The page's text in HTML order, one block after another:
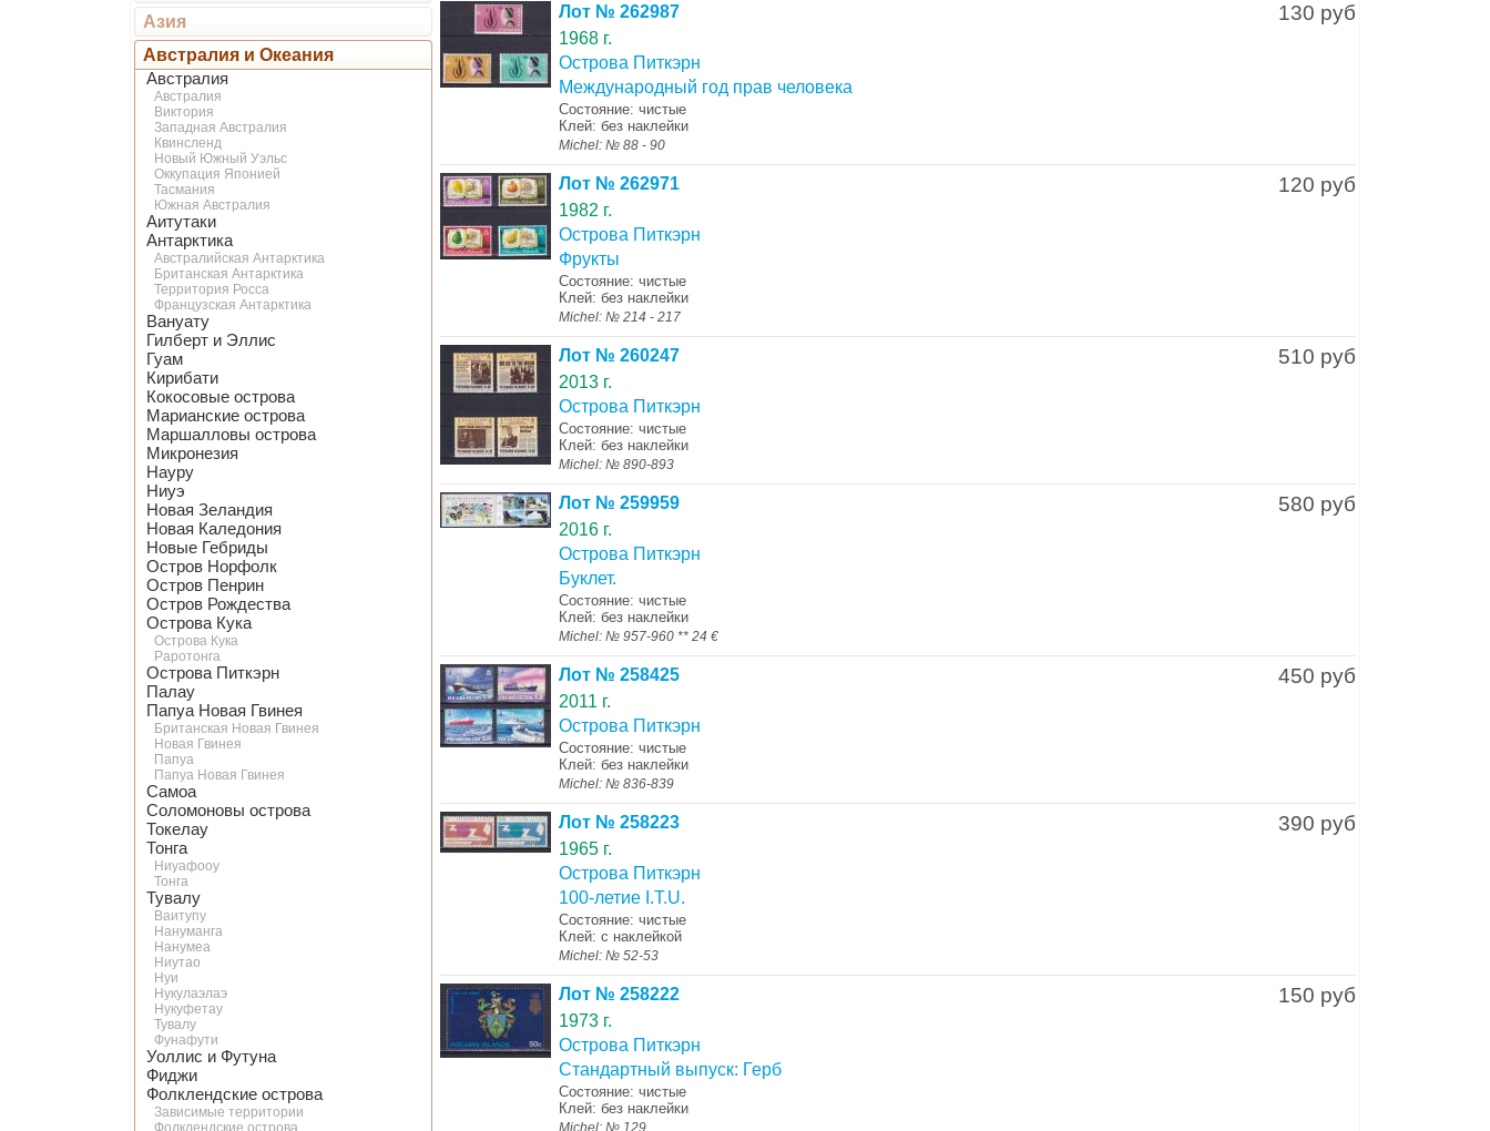
Азия
Австралия и Океания
Австралия
Австралия
Виктория
Западная Австралия
Квинсленд
Новый Южный Уэльс
Оккупация Японией
Тасмания
Южная Австралия
Аитутаки
Антарктика
Австралийская Антарктика
Британская Антарктика
Территория Росса
Французская Антарктика
Вануату
Гилберт и Эллис
Гуам
Кирибати
Кокосовые острова
Марианские острова
Маршалловы острова
Микронезия
Науру
Ниуэ
Новая Зеландия
Новая Каледония
Новые Гебриды
Остров Норфолк
Остров Пенрин
Остров Рождества
Острова Кука
Острова Кука
Раротонга
Острова Питкэрн
Палау
Папуа Новая Гвинея
Британская Новая Гвинея
Новая Гвинея
Папуа
Папуа Новая Гвинея
Самоа
Соломоновы острова
Токелау
Тонга
Ниуафооу
Тонга
Тувалу
Ваитупу
Нануманга
Нанумеа
Ниутао
Нуи
Нукулаэлаэ
Нукуфетау
Тувалу
Фунафути
Уоллис и Футуна
Фиджи
Фолклендские острова
Зависимые территории
Фолклендские острова
130 руб
Лот № 262987
1968 г.
Острова Питкэрн
Международный год прав человека
Состояние: чистые
Клей: без наклейки
Michel: № 88 - 90
120 руб
Лот № 262971
1982 г.
Острова Питкэрн
Фрукты
Состояние: чистые
Клей: без наклейки
Michel: № 214 - 217
510 руб
Лот № 260247
2013 г.
Острова Питкэрн
Состояние: чистые
Клей: без наклейки
Michel: № 890-893
580 руб
Лот № 259959
2016 г.
Острова Питкэрн
Буклет.
Состояние: чистые
Клей: без наклейки
Michel: № 957-960 ** 24 €
450 руб
Лот № 258425
2011 г.
Острова Питкэрн
Состояние: чистые
Клей: без наклейки
Michel: № 836-839
390 руб
Лот № 258223
1965 г.
Острова Питкэрн
100-летие I.T.U.
Состояние: чистые
Клей: с наклейкой
Michel: № 52-53
150 руб
Лот № 258222
1973 г.
Острова Питкэрн
Стандартный выпуск: Герб
Состояние: чистые
Клей: без наклейки
Michel: № 129